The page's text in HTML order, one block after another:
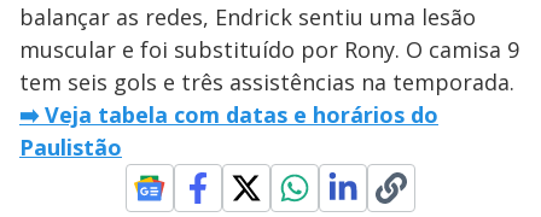
balançar as redes, Endrick sentiu uma lesão
muscular e foi substituído por Rony. O camisa 9
tem seis gols e três assistências na temporada.
➡️ Veja tabela com datas e horários do
Paulistão